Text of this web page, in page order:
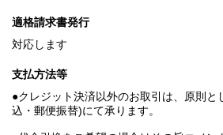
適格請求書発行
対応します
支払方法等
●クレジット決済以外のお取引は、原則と
込・郵便振替)にて承ります。